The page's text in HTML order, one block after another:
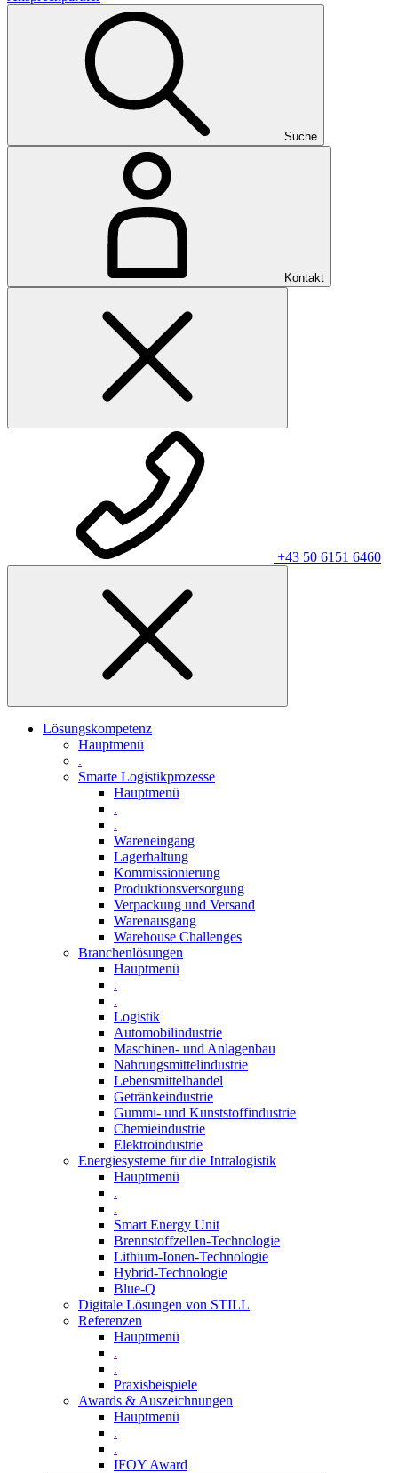
Suche
Kontakt
+43 50 6151 6460
Lösungskompetenz
Hauptmenü
.
Smarte Logistikprozesse
Hauptmenü
.
.
Wareneingang
Lagerhaltung
Kommissionierung
Produktionsversorgung
Verpackung und Versand
Warenausgang
Warehouse Challenges
Branchenlösungen
Hauptmenü
.
.
Logistik
Automobilindustrie
Maschinen- und Anlagenbau
Nahrungsmittelindustrie
Lebensmittelhandel
Getränkeindustrie
Gummi­- und Kunststoffindustrie
Chemieindustrie
Elektroindustrie
Energiesysteme für die Intralogistik
Hauptmenü
.
.
Smart Energy Unit
Brennstoffzellen-Technologie
Lithium-Ionen-Technologie
Hybrid-Technologie
Blue-Q
Digitale Lösungen von STILL
Referenzen
Hauptmenü
.
.
Praxisbeispiele
Awards & Auszeichnungen
Hauptmenü
.
.
IFOY Award